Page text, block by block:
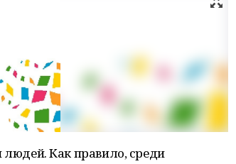
людей. Как правило, среди